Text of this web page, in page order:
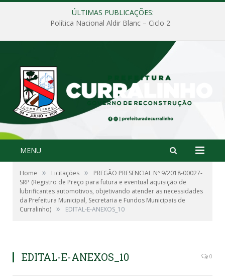
ÚLTIMAS PUBLICAÇÕES:
Política Nacional Aldir Blanc – Ciclo 2
MENU
Home » Licitações »
PREGÃO PRESENCIAL Nº 9/2018-00027-
SRP (Registro de Preço para futura e eventual aquisição de
lubrificantes automotivos, objetivando atender as necessidades
da Prefeitura Municipal, Secretaria e Fundos Municipais de
Curralinho) » EDITAL-E-ANEXOS_10
EDITAL-E-ANEXOS_10 0